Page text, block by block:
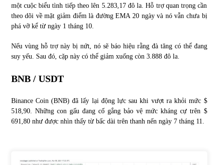
một cuộc biểu tình tiếp theo lên 5.283,17 đô la. Hỗ trợ quan trọng cần
theo dõi về mặt giảm điểm là đường EMA 20 ngày và nó vẫn chưa bị
phá vỡ kể từ ngày 1 tháng 10.
Nếu vùng hỗ trợ này bị nứt, nó sẽ báo hiệu rằng đà tăng có thể đang
suy yếu. Sau đó, cặp này có thể giảm xuống còn 3.888 đô la.
BNB / USDT
Binance Coin (BNB) đã lấy lại động lực sau khi vượt ra khỏi mức $
518,90. Những con gấu đang cố gắng bảo vệ mức kháng cự trên $
691,80 như được nhìn thấy từ bấc dài trên thanh nến ngày 7 tháng 11.